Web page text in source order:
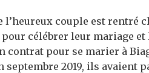
l’heureux couple est rentré
célébrer leur mariage et
contrat pour se marier à
septembre 2019, ils avaient